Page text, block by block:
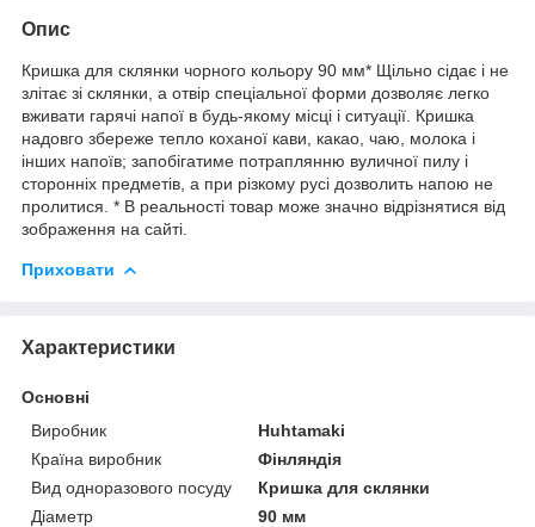
Опис
Кришка для склянки чорного кольору 90 мм* Щільно сідає і не
злітає зі склянки, а отвір спеціальної форми дозволяє легко
вживати гарячі напої в будь-якому місці і ситуації. Кришка
надовго збереже тепло коханої кави, какао, чаю, молока і
інших напоїв; запобігатиме потраплянню вуличної пилу і
сторонніх предметів, а при різкому русі дозволить напою не
пролитися. * В реальності товар може значно відрізнятися від
зображення на сайті.
Приховати
Характеристики
Основні
Виробник
Huhtamaki
Країна виробник
Фінляндія
Вид одноразового посуду
Кришка для склянки
Діаметр
90 мм